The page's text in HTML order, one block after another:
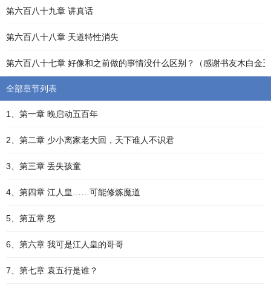
第六百八十九章 讲真话
第六百八十八章 天道特性消失
第六百八十七章 好像和之前做的事情没什么区别？（感谢书友木白金
全部章节列表
1、第一章 晚启动五百年
2、第二章 少小离家老大回，天下谁人不识君
3、第三章 丢失孩童
4、第四章 江人皇……可能修炼魔道
5、第五章 怒
6、第六章 我可是江人皇的哥哥
7、第七章 袁五行是谁？